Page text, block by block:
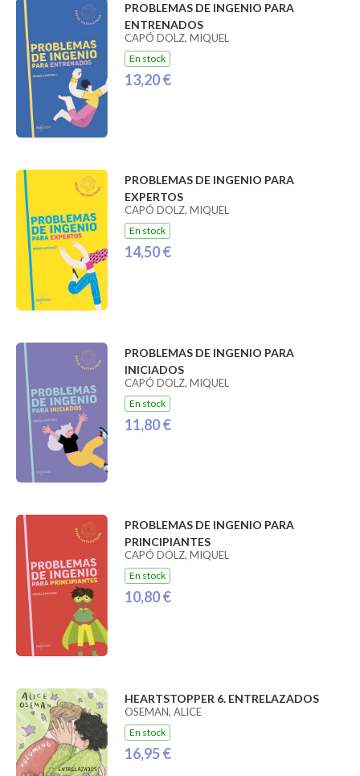
PROBLEMAS DE INGENIO PARA
ENTRENADOS
CAPÓ DOLZ, MIQUEL
En stock
13,20 €
PROBLEMAS DE INGENIO PARA
EXPERTOS
CAPÓ DOLZ, MIQUEL
En stock
14,50 €
PROBLEMAS DE INGENIO PARA
INICIADOS
CAPÓ DOLZ, MIQUEL
En stock
11,80 €
PROBLEMAS DE INGENIO PARA
PRINCIPIANTES
CAPÓ DOLZ, MIQUEL
En stock
10,80 €
HEARTSTOPPER 6. ENTRELAZADOS
OSEMAN, ALICE
En stock
16,95 €